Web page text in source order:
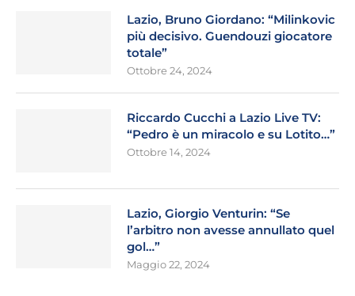
Lazio, Bruno Giordano: “Milinkovic
più decisivo. Guendouzi giocatore
totale”
Ottobre 24, 2024
Riccardo Cucchi a Lazio Live TV:
“Pedro è un miracolo e su Lotito…”
Ottobre 14, 2024
Lazio, Giorgio Venturin: “Se
l’arbitro non avesse annullato quel
gol…”
Maggio 22, 2024